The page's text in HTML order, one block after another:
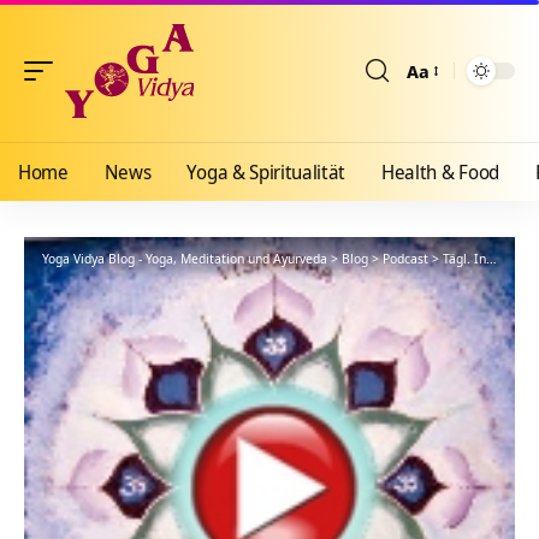
Aa
Home News Yoga & Spiritualität Health & Food
Yoga Vidya Blog - Yoga, Meditation und Ayurveda>Blog>Podcast>Tägl. Inspiration